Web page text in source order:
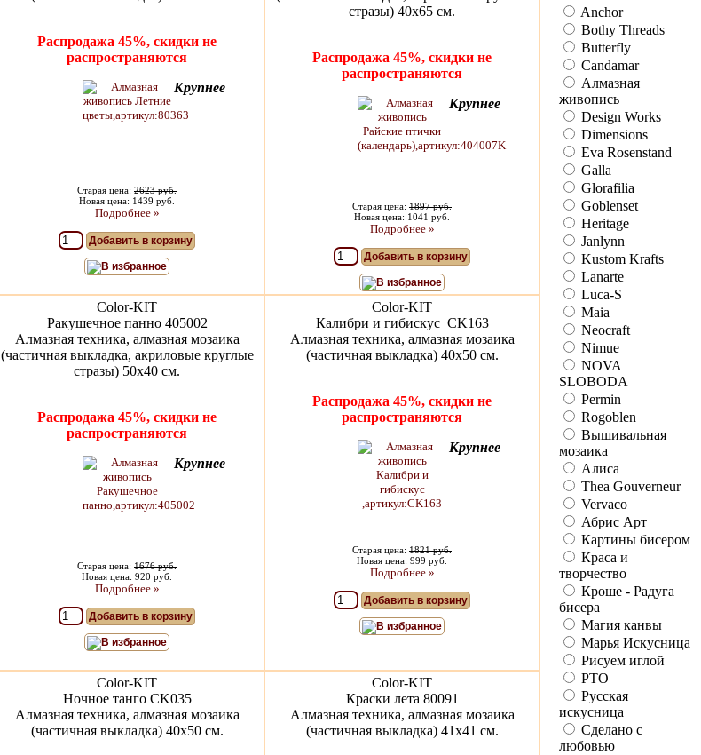
Распродажа 45%, скидки не
распространяются
Крупнее
Старая цена: 2623 руб.
Новая цена: 1439 руб.
Подробнее »
Добавить в корзину
В избранное
стразы) 40x65 см.
Распродажа 45%, скидки не
распространяются
Крупнее
Старая цена: 1897 руб.
Новая цена: 1041 руб.
Подробнее »
Добавить в корзину
В избранное
Color-KIT
Ракушечное панно 405002
Алмазная техника, алмазная мозаика
(частичная выкладка, акриловые круглые
стразы) 50x40 см.
Распродажа 45%, скидки не
распространяются
Крупнее
Старая цена: 1676 руб.
Новая цена: 920 руб.
Подробнее »
Добавить в корзину
В избранное
Color-KIT
Калибри и гибискус CK163
Алмазная техника, алмазная мозаика
(частичная выкладка) 40х50 см.
Распродажа 45%, скидки не
распространяются
Крупнее
Старая цена: 1821 руб.
Новая цена: 999 руб.
Подробнее »
Добавить в корзину
В избранное
Color-KIT
Ночное танго CK035
Алмазная техника, алмазная мозаика
(частичная выкладка) 40х50 см.
Color-KIT
Краски лета 80091
Алмазная техника, алмазная мозаика
(частичная выкладка) 41х41 см.
Anchor
Bothy Threads
Butterfly
Candamar
Алмазная
живопись
Design Works
Dimensions
Eva Rosenstand
Galla
Glorafilia
Goblenset
Heritage
Janlynn
Kustom Krafts
Lanarte
Luca-S
Maia
Neocraft
Nimue
NOVA
SLOBODA
Permin
Rogoblen
Вышивальная
мозаика
Алиса
Thea Gouverneur
Vervaco
Абрис Арт
Картины бисером
Краса и
творчество
Кроше - Радуга
бисера
Магия канвы
Марья Искусница
Рисуем иглой
РТО
Русская
искусница
Сделано с
любовью